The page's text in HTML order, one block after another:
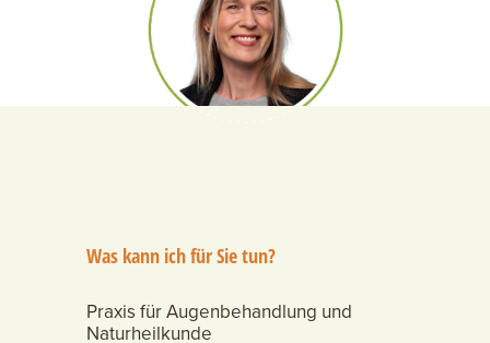
Was kann ich für Sie tun?
Praxis für Augenbehandlung und
Naturheilkunde